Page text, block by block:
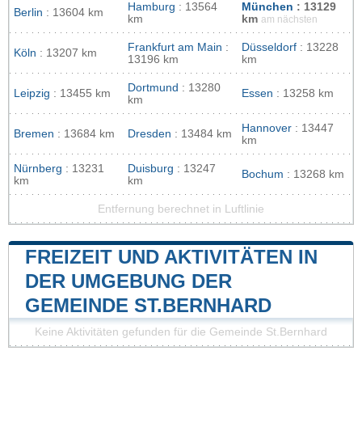
Berlin : 13604 km Hamburg : 13564
km
München : 13129
km am nächsten
Köln : 13207 km Frankfurt am Main :
13196 km
Düsseldorf : 13228
km
Leipzig : 13455 km Dortmund : 13280
km
Essen : 13258 km
Bremen : 13684 km Dresden : 13484 km Hannover : 13447
km
Nürnberg : 13231
km
Duisburg : 13247
km
Bochum : 13268 km
Entfernung berechnet in Luftlinie
FREIZEIT UND AKTIVITÄTEN IN
DER UMGEBUNG DER
GEMEINDE ST.BERNHARD
Keine Aktivitäten gefunden für die Gemeinde St.Bernhard